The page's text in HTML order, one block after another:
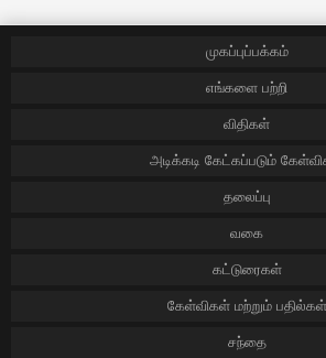
முகப்புப்பக்கம்
எங்களை பற்றி
விதிகள்
அடிக்கடி கேட்கப்படும்
தலைப்பு
வகை
கட்டுரைகள்
கேள்விகள் மற்றும் பதில்கள்
சந்தை